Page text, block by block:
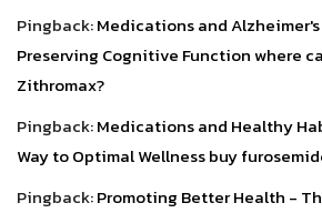
Pingback:Medications and
Preserving Cognitive Function where
Zithromax?
Pingback:Medications and Healthy
Way to Optimal Wellness buy
Pingback:Promoting Better Health -